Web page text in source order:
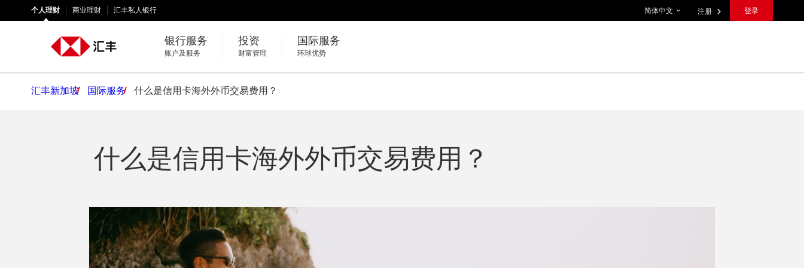
个人理财 商业理财 汇丰私人银行 语言设置
简体中文 注册 登录
银行服务
账户及服务
投资
财富管理
国际服务
环球优势
汇丰新加坡 国际服务 什么是信用卡海外外币交易费用？
什么是信用卡海外外币交易费用？